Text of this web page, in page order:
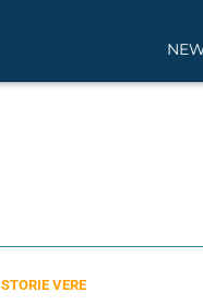
STORIE VERE